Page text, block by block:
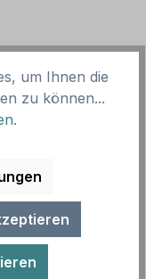
um Ihnen die
zu können...
.